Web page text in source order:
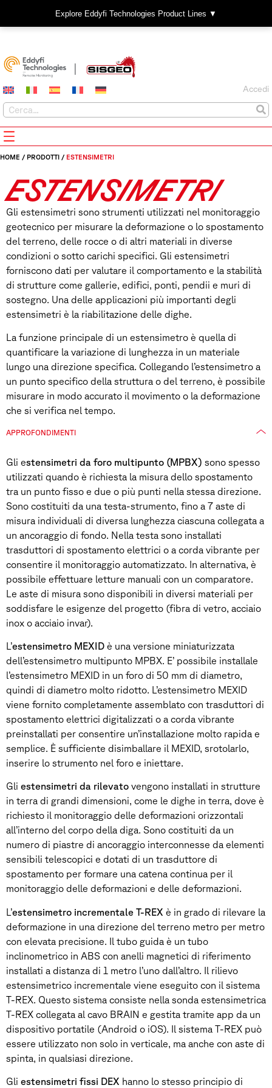
Explore Eddyfi Technologies Product Lines ▼
Accedi
HOME / PRODOTTI / ESTENSIMETRI
ESTENSIMETRI
Gli estensimetri sono strumenti utilizzati nel monitoraggio
geotecnico per misurare la deformazione o lo spostamento
del terreno, delle rocce o di altri materiali in diverse
condizioni o sotto carichi specifici. Gli estensimetri
forniscono dati per valutare il comportamento e la stabilità
di strutture come gallerie, edifici, ponti, pendii e muri di
sostegno. Una delle applicazioni più importanti degli
estensimetri è la riabilitazione delle dighe.
La funzione principale di un estensimetro è quella di
quantificare la variazione di lunghezza in un materiale
lungo una direzione specifica. Collegando l’estensimetro a
un punto specifico della struttura o del terreno, è possibile
misurare in modo accurato il movimento o la deformazione
che si verifica nel tempo.
APPROFONDIMENTI
Gli estensimetri da foro multipunto (MPBX) sono spesso
utilizzati quando è richiesta la misura dello spostamento
tra un punto fisso e due o più punti nella stessa direzione.
Sono costituiti da una testa-strumento, fino a 7 aste di
misura individuali di diversa lunghezza ciascuna collegata a
un ancoraggio di fondo. Nella testa sono installati
trasduttori di spostamento elettrici o a corda vibrante per
consentire il monitoraggio automatizzato. In alternativa, è
possibile effettuare letture manuali con un comparatore.
Le aste di misura sono disponibili in diversi materiali per
soddisfare le esigenze del progetto (fibra di vetro, acciaio
inox o acciaio invar).
L’estensimetro MEXID è una versione miniaturizzata
dell’estensimetro multipunto MPBX. E’ possibile installale
l’estensimetro MEXID in un foro di 50 mm di diametro,
quindi di diametro molto ridotto. L’estensimetro MEXID
viene fornito completamente assemblato con trasduttori di
spostamento elettrici digitalizzati o a corda vibrante
preinstallati per consentire un’installazione molto rapida e
semplice. È sufficiente disimballare il MEXID, srotolarlo,
inserire lo strumento nel foro e iniettare.
Gli estensimetri da rilevato vengono installati in strutture
in terra di grandi dimensioni, come le dighe in terra, dove è
richiesto il monitoraggio delle deformazioni orizzontali
all’interno del corpo della diga. Sono costituiti da un
numero di piastre di ancoraggio interconnesse da elementi
sensibili telescopici e dotati di un trasduttore di
spostamento per formare una catena continua per il
monitoraggio delle deformazioni e delle deformazioni.
L’estensimetro incrementale T-REX è in grado di rilevare la
deformazione in una direzione del terreno metro per metro
con elevata precisione. Il tubo guida è un tubo
inclinometrico in ABS con anelli magnetici di riferimento
installati a distanza di 1 metro l’uno dall’altro. Il rilievo
estensimetrico incrementale viene eseguito con il sistema
T-REX. Questo sistema consiste nella sonda estensimetrica
T-REX collegata al cavo BRAIN e gestita tramite app da un
dispositivo portatile (Android o iOS). Il sistema T-REX può
essere utilizzato non solo in verticale, ma anche con aste di
spinta, in qualsiasi direzione.
Gli estensimetri fissi DEX hanno lo stesso principio di